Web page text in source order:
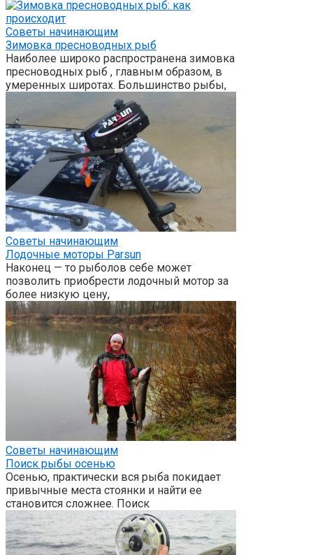
Советы начинающим
Зимовка пресноводных рыб
Наиболее широко распространена зимовка
пресноводных рыб , главным образом, в
умеренных широтах. Большинство рыбы,
Советы начинающим
Лодочные моторы Parsun
Наконец — то рыболов себе может
позволить приобрести лодочный мотор за
более низкую цену,
Советы начинающим
Поиск рыбы осенью
Осенью, практически вся рыба покидает
привычные места стоянки и найти ее
становится сложнее. Поиск